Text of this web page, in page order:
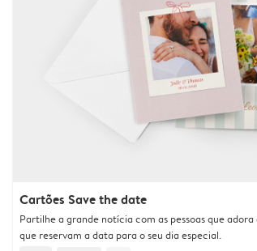
Cartões Save the date
Partilhe a grande notícia com as pessoas que
que reservam a data para o seu dia especial.